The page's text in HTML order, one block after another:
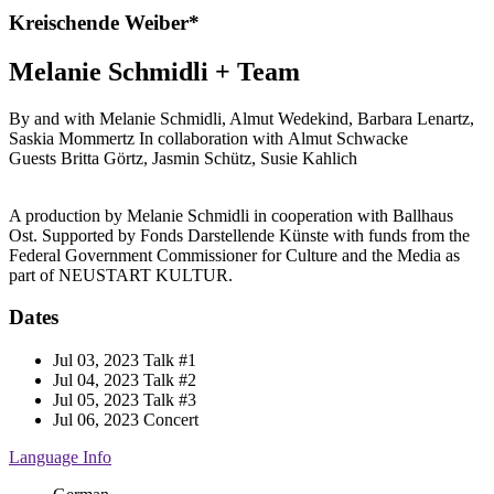
Kreischende Weiber*
Melanie Schmidli + Team
By and with Melanie Schmidli, Almut Wedekind, Barbara Lenartz,
Saskia Mommertz In collaboration with Almut Schwacke
Guests Britta Görtz, Jasmin Schütz, Susie Kahlich
A production by Melanie Schmidli in cooperation with Ballhaus
Ost. Supported by Fonds Darstellende Künste with funds from the
Federal Government Commissioner for Culture and the Media as
part of NEUSTART KULTUR.
Dates
Jul 03, 2023 Talk #1
Jul 04, 2023 Talk #2
Jul 05, 2023 Talk #3
Jul 06, 2023 Concert
Language Info